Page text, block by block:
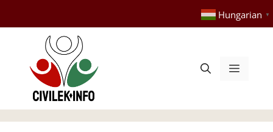
tartalomba
Hungarian ▼
Menü